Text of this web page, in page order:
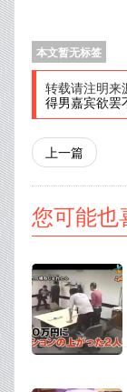
本文暂无标签
转载请注明来
得男嘉宾欲罢
上一篇
您可能也